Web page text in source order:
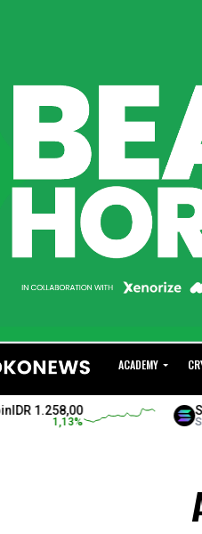
ACADEMY
1.258,00
% SOL